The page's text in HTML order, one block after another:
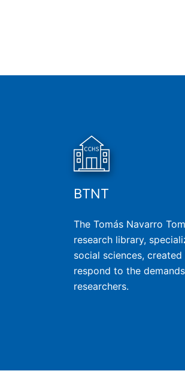
BTNT
The Tomás Navarro
research library,
social sciences,
respond to the
researchers.